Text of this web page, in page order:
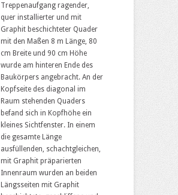
Treppenaufgang ragender,
quer installierter und mit
Graphit beschichteter Quader
mit den Maßen 8 m Länge, 80
cm Breite und 90 cm Höhe
wurde am hinteren Ende des
Baukörpers angebracht. An der
Kopfseite des diagonal im
Raum stehenden Quaders
befand sich in Kopfhöhe ein
kleines Sichtfenster. In einem
die gesamte Länge
ausfüllenden, schachtgleichen,
mit Graphit präparierten
Innenraum wurden an beiden
Längsseiten mit Graphit